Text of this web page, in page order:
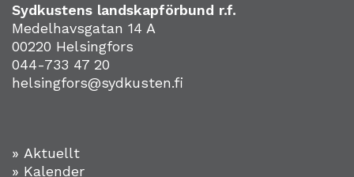
Sydkustens landskapförbund r.f.
Medelhavsgatan 14 A
00220 Helsingfors
044-733 47 20
helsingfors@sydkusten.fi
» Aktuellt
» Kalender